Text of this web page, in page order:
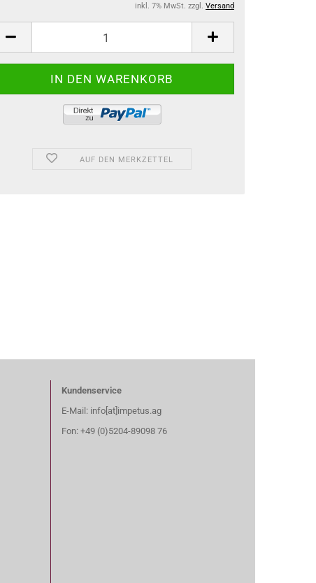
inkl. 7% MwSt. zzgl. Versand
AUF DEN MERKZETTEL
Kundenservice
E-Mail: info[at]impetus.ag
Fon: +49 (0)5204-89098 76​